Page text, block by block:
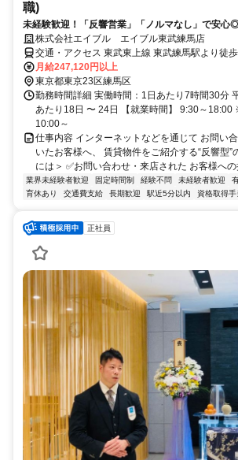
職)
未経験歓迎！「反響営業」「ノルマなし」で安心
株式会社エイブル エイブル東武練馬店
交通・アクセス 東武東上線 東武練馬駅より徒
月給247,120円以上
東京都東京23区練馬区
勤務時間詳細 実働時間：1日あたり7時間30分
あたり18日 〜 24日 【就業時間】 9:30～18:00
10:00～
仕事内容 インターネットなどを通じて お問い
いたお客様へ、 賃貸物件をご紹介する“反響型”
には＞ ✅お問い合わせ・来店された お客様へ
業界未経験者歓迎 固定時間制 経験不問 未経験者歓迎
育休あり
交通費支給 長期歓迎 駅近5分以内 資格取得手
正社員